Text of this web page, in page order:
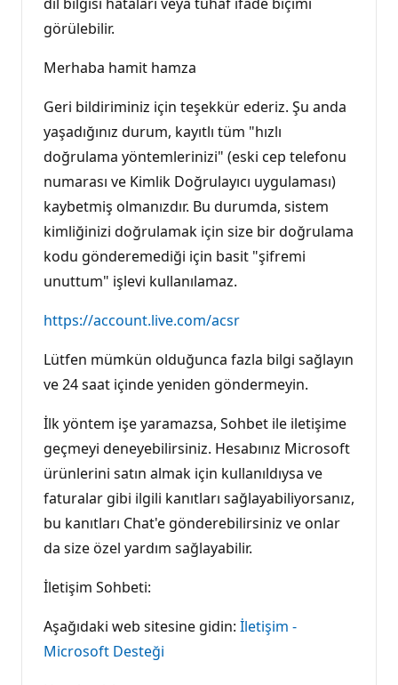
görülebilir.
Merhaba hamit hamza
Geri bildiriminiz için teşekkür ederiz. Şu anda
yaşadığınız durum, kayıtlı tüm "hızlı
doğrulama yöntemlerinizi" (eski cep telefonu
numarası ve Kimlik Doğrulayıcı uygulaması)
kaybetmiş olmanızdır. Bu durumda, sistem
kimliğinizi doğrulamak için size bir doğrulama
kodu gönderemediği için basit "şifremi
unuttum" işlevi kullanılamaz.
https://account.live.com/acsr
Lütfen mümkün olduğunca fazla bilgi sağlayın
ve 24 saat içinde yeniden göndermeyin.
İlk yöntem işe yaramazsa, Sohbet ile iletişime
geçmeyi deneyebilirsiniz. Hesabınız Microsoft
ürünlerini satın almak için kullanıldıysa ve
faturalar gibi ilgili kanıtları sağlayabiliyorsanız,
bu kanıtları Chat'e gönderebilirsiniz ve onlar
da size özel yardım sağlayabilir.
İletişim Sohbeti:
Aşağıdaki web sitesine gidin: İletişim -
Microsoft Desteği